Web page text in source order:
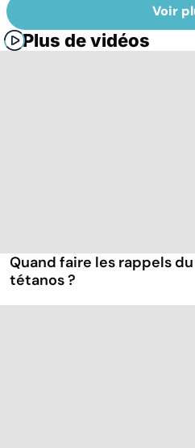
Voir
Plus de vidéos
Quand faire les rappels
tétanos ?